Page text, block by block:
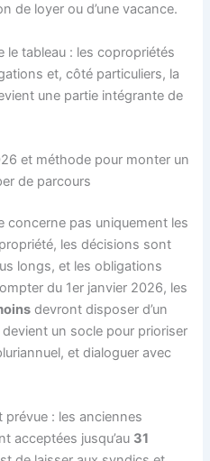
de loyer ou d’une vacance.
le tableau : les copropriétés
et, côté particuliers, la
une partie intégrante de
et méthode pour monter un
de parcours
concerne pas uniquement les
les décisions sont
longs, et les obligations
du 1er janvier 2026, les
devront disposer d’un
un socle pour prioriser
et dialoguer avec
: les anciennes
acceptées jusqu’au 31